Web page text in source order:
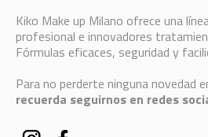
Kiko Make up Milano ofrece una
profesional e innovadores
Fórmulas eficaces, seguridad y
Para no perderte ninguna novedad
recuerda seguirnos en redes